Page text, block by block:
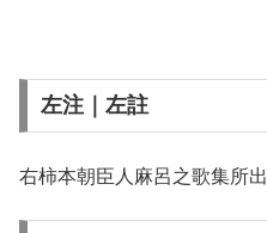
左注｜左註
右柿本朝臣人麻呂之歌集所出